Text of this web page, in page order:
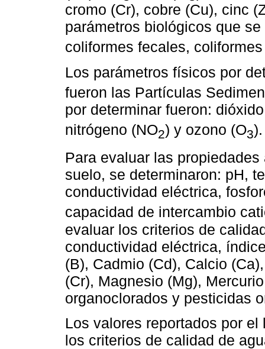
cromo (Cr), cobre (Cu), cinc
parámetros biológicos que
coliformes fecales,
Los parámetros físicos por
fueron las Partículas
por determinar fueron:
nitrógeno (NO2) y ozono (O3).
Para evaluar las
suelo, se determinaron: pH,
conductividad eléctrica,
capacidad de intercambio
evaluar los criterios de
conductividad eléctrica,
(B), Cadmio (Cd), Calcio
(Cr), Magnesio (Mg),
organoclorados y pesticidas
Los valores reportados por
los criterios de calidad de